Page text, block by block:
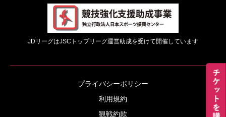
JDリーグはJSCトップリーグ運営助成を受けて開催しています
プライバシーポリシー
利用規約
観戦約款